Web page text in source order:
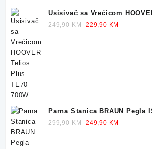
Usisivač sa Vrećicom HOOVER Telios
TE70 700W
249,90KM Original
229,90 KM
Parna Stanica BRAUN Pegla
299,90KM Original
249,90 KM